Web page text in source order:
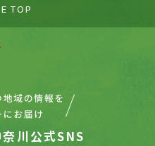
TOP
川公式SNS